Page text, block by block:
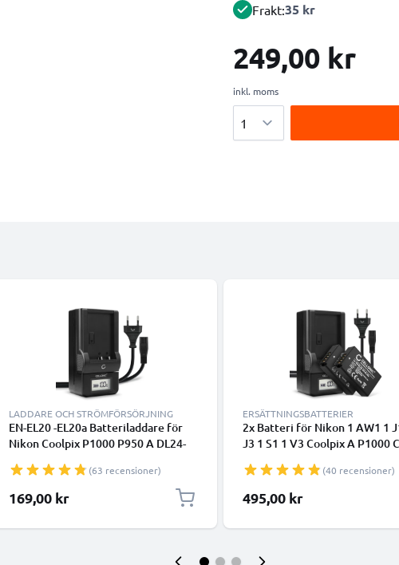
Frakt:35 kr
249,00 kr
inkl. moms
LADDARE OCH STRÖMFÖRSÖRJNING
EN-EL20 -EL20a Batteriladdare för
Nikon Coolpix P1000 P950 A DL24-
Kamerabatterier från CELLONIC
(63 recensioner)
169,00 kr
ERSÄTTNINGSBATTERIER
2x Batteri för Nikon 1 AW1 1
J3 1 S1 1 V3 Coolpix A P1000
800mAh kapacitet + laddare för
uppladdningsbara
ersätter ditt Nikon-batteri
(40 recensioner)
495,00 kr